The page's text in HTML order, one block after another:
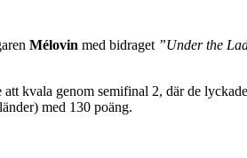
Mélovin med bidraget ”Under the
kvala genom semifinal 2, där de
med 130 poäng.